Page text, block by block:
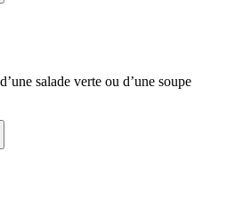
salade verte ou d’une soupe